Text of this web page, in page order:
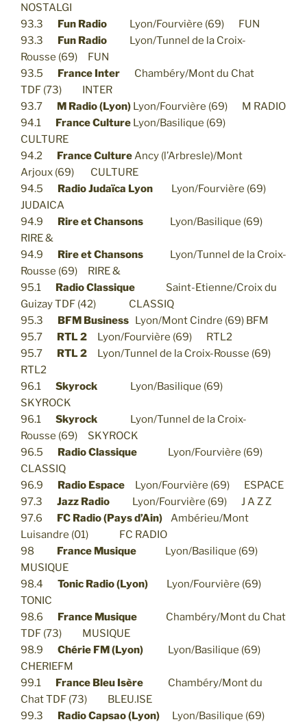
NOSTALGI
93.3 Fun Radio Lyon/Fourvière (69) FUN
93.3 Fun Radio Lyon/Tunnel de la Croix-
Rousse (69) FUN
93.5 France Inter Chambéry/Mont du Chat
TDF (73) INTER
93.7 M Radio (Lyon) Lyon/Fourvière (69) M RADIO
94.1 France Culture Lyon/Basilique (69)
CULTURE
94.2 France CultureAncy (l’Arbresle)/Mont
Arjoux (69) CULTURE
94.5 Radio Judaïca Lyon Lyon/Fourvière (69)
JUDAICA
94.9 Rire et Chansons Lyon/Basilique (69)
RIRE &
94.9 Rire et Chansons Lyon/Tunnel de la Croix-
Rousse (69) RIRE &
95.1 Radio Classique Saint-Etienne/Croix du
Guizay TDF (42) CLASSIQ
95.3 BFM Business Lyon/Mont Cindre (69) BFM
95.7 RTL 2 Lyon/Fourvière (69) RTL2
95.7 RTL 2 Lyon/Tunnel de la Croix-Rousse (69)
RTL2
96.1 Skyrock Lyon/Basilique (69)
SKYROCK
96.1 Skyrock Lyon/Tunnel de la Croix-
Rousse (69) SKYROCK
96.5 Radio Classique Lyon/Fourvière (69)
CLASSIQ
96.9 Radio Espace Lyon/Fourvière (69) ESPACE
97.3 Jazz Radio Lyon/Fourvière (69) J A Z Z
97.6 FC Radio (Pays d’Ain) Ambérieu/Mont
Luisandre (01) FC RADIO
98 France Musique Lyon/Basilique (69)
MUSIQUE
98.4 Tonic Radio (Lyon) Lyon/Fourvière (69)
TONIC
98.6 France Musique Chambéry/Mont du Chat
TDF (73) MUSIQUE
98.9 Chérie FM (Lyon) Lyon/Basilique (69)
CHERIEFM
99.1 France Bleu Isère Chambéry/Mont du
Chat TDF (73) BLEU.ISE
99.3 Radio Capsao (Lyon) Lyon/Basilique (69)